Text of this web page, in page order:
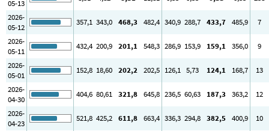
05-13
2026-
05-12
357,1 343,0 468,3 482,4 340,9 288,7 433,7 485,9
7
2026-
05-11
432,4 200,9 201,1 548,3 286,9 153,9 159,1 356,0
9
2026-
05-01
152,8 18,60 202,2 202,5 126,1 5,73 124,1 168,7
13
2026-
04-30
404,6 80,61 321,8 645,8 236,5 60,63 187,3 363,2
12
2026-
04-23
521,8 425,2 611,8 663,4 336,3 294,8 382,5 400,9
10